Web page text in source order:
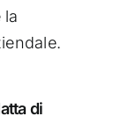
la
di